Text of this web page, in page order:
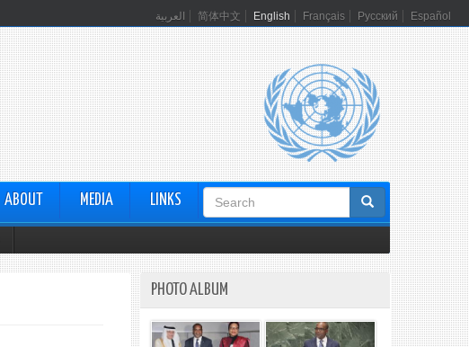
العربية 简体中文 English Français Русский Español
ABOUT MEDIA LINKS
Search
form
PHOTO ALBUM